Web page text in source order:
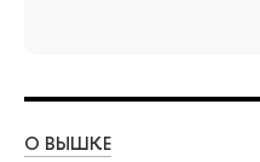
О ВЫШКЕ